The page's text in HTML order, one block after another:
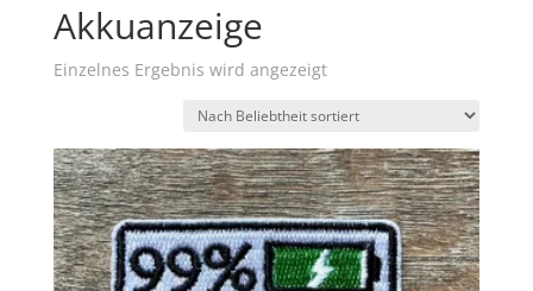
Akkuanzeige
Einzelnes Ergebnis wird angezeigt